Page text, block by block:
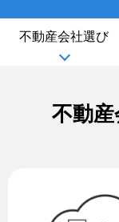
不動産会社選び
不動